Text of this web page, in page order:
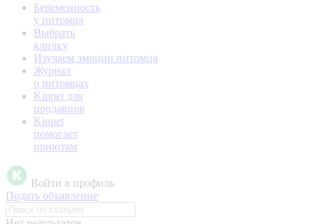
Беременность
у питомца
Выбрать
кличку
Изучаем эмоции питомца
Журнал
о питомцах
Kinpet для
продавцов
Kinpet
помогает
приютам
Войти в профиль
Подать объявление